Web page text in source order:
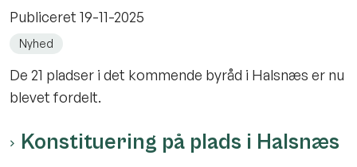
Publiceret 19-11-2025
Nyhed
De 21 pladser i det kommende byråd i Halsnæs er nu
blevet fordelt.
Konstituering på plads i Halsnæs